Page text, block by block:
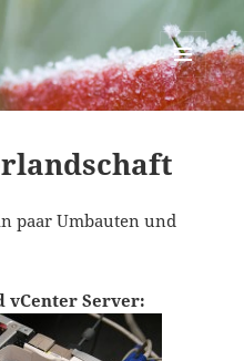
MENÜ
UND
paar Umbauten und
vCenter Server: